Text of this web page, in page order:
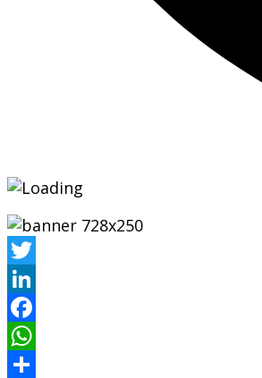
Twitter
LinkedIn
Facebook
WhatsApp